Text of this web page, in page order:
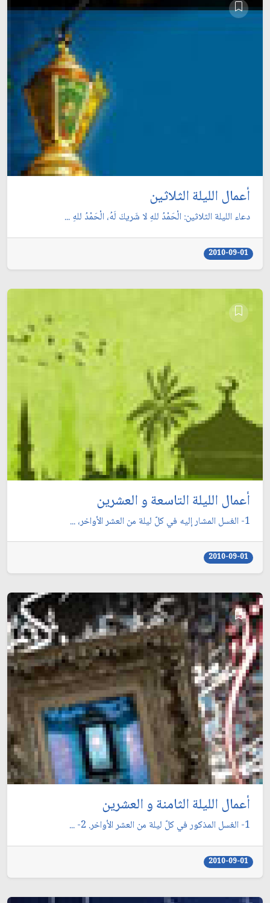
أعمال الليلة الثلاثين
دعاء الليلة الثلاثين: الْحَمْدُ للهِ لا شَريكَ لَهُ، الْحَمْدُ للهِ ...
2010-09-01
أعمال الليلة التاسعة و العشرين
1- الغسل المشار إليه في كلّ ليلة من العشر الأواخر، ...
2010-09-01
أعمال الليلة الثامنة و العشرين
1- الغسل المذكور في كلّ ليلة من العشر الأواخر. 2- ...
2010-09-01